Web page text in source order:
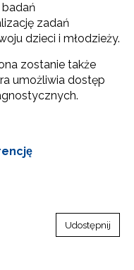
badań
zadań
dzieci i młodzieży.
zostanie także
umożliwia dostęp
Udostępnij